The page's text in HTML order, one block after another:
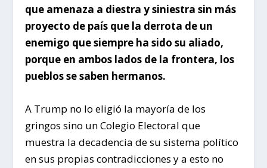
que amenaza a diestra y siniestra sin más
proyecto de país que la derrota de un
enemigo que siempre ha sido su aliado,
porque en ambos lados de la frontera, los
pueblos se saben hermanos.
A Trump no lo eligió la mayoría de los
gringos sino un Colegio Electoral que
muestra la decadencia de su sistema político
en sus propias contradicciones y a esto no